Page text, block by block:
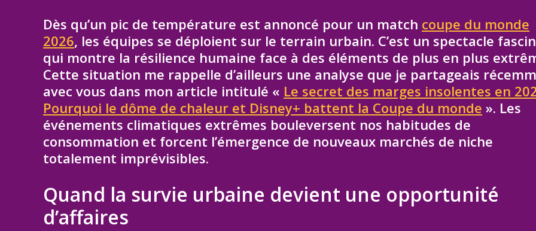
Dès qu’un pic de température est annoncé pour un match coupe du monde
2026, les équipes se déploient sur le terrain urbain. C’est un spectacle
qui montre la résilience humaine face à des éléments de plus en plus
Cette situation me rappelle d’ailleurs une analyse que je partageais
avec vous dans mon article intitulé « Le secret des marges insolentes en
Pourquoi le dôme de chaleur et Disney+ battent la Coupe du monde ». Les
événements climatiques extrêmes bouleversent nos habitudes de
consommation et forcent l’émergence de nouveaux marchés de niche
totalement imprévisibles.
Quand la survie urbaine devient une opportunité
d’affaires